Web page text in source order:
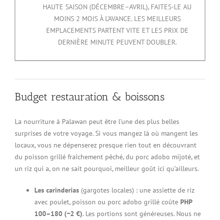
HAUTE SAISON (DÉCEMBRE–AVRIL), FAITES-LE AU
MOINS 2 MOIS À L’AVANCE. LES MEILLEURS
EMPLACEMENTS PARTENT VITE ET LES PRIX DE
DERNIÈRE MINUTE PEUVENT DOUBLER.
Budget restauration & boissons
La nourriture à Palawan peut être l’une des plus belles
surprises de votre voyage. Si vous mangez là où mangent les
locaux, vous ne dépenserez presque rien tout en découvrant
du poisson grillé fraîchement pêché, du porc adobo mijoté, et
un riz qui a, on ne sait pourquoi, meilleur goût ici qu’ailleurs.
Les carinderias (gargotes locales) : une assiette de riz
avec poulet, poisson ou porc adobo grillé coûte PHP
100–180 (~2 €). Les portions sont généreuses. Nous ne